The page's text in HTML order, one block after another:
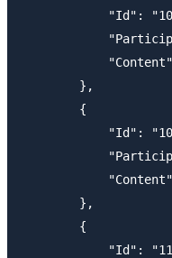
"Id":
        },
        {
"Id":
        },
        {
"Id":